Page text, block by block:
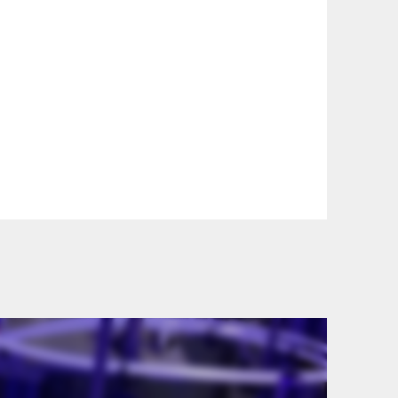
információinkat, hogy a